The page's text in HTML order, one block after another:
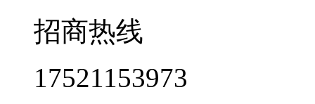
招商热线
17521153973